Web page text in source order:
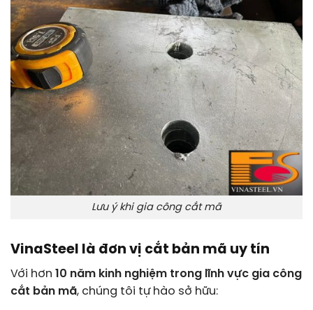
Lưu ý khi gia công cắt mã
VinaSteel là đơn vị cắt bản mã uy tín
Với hơn 10 năm kinh nghiệm trong lĩnh vực gia công
cắt bản mã, chúng tôi tự hào sở hữu: